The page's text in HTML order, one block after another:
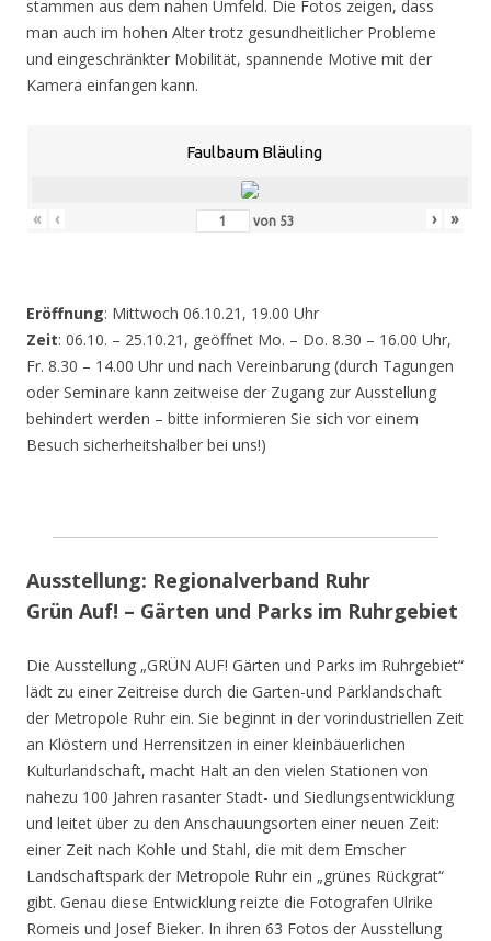
stammen aus dem nahen Umfeld. Die Fotos zeigen, dass
man auch im hohen Alter trotz gesundheitlicher Probleme
und eingeschränkter Mobilität, spannende Motive mit der
Kamera einfangen kann.
Faulbaum Bläuling
« ‹ von 53 › »
Eröffnung: Mittwoch 06.10.21, 19.00 Uhr
Zeit: 06.10. – 25.10.21, geöffnet Mo. – Do. 8.30 – 16.00 Uhr,
Fr. 8.30 – 14.00 Uhr und nach Vereinbarung (durch Tagungen
oder Seminare kann zeitweise der Zugang zur Ausstellung
behindert werden – bitte informieren Sie sich vor einem
Besuch sicherheitshalber bei uns!)
Ausstellung: Regionalverband Ruhr
Grün Auf! – Gärten und Parks im Ruhrgebiet
Die Ausstellung „GRÜN AUF! Gärten und Parks im Ruhrgebiet“
lädt zu einer Zeitreise durch die Garten-und Parklandschaft
der Metropole Ruhr ein. Sie beginnt in der vorindustriellen Zeit
an Klöstern und Herrensitzen in einer kleinbäuerlichen
Kulturlandschaft, macht Halt an den vielen Stationen von
nahezu 100 Jahren rasanter Stadt- und Siedlungsentwicklung
und leitet über zu den Anschauungsorten einer neuen Zeit:
einer Zeit nach Kohle und Stahl, die mit dem Emscher
Landschaftspark der Metropole Ruhr ein „grünes Rückgrat“
gibt. Genau diese Entwicklung reizte die Fotografen Ulrike
Romeis und Josef Bieker. In ihren 63 Fotos der Ausstellung